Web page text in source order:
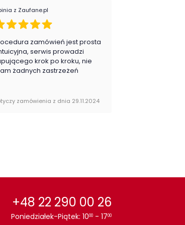
Balkon
Salon
Sypialnia
tkanina membranowa
z Zaufane.pl
zamówień jest prosta
serwis prowadzi
krok po kroku, nie
żadnych zastrzeżeń
zamówienia z dnia 29.11.2024
+48 22 290 00 26
Poniedziałek-Piątek: 1000 - 1700